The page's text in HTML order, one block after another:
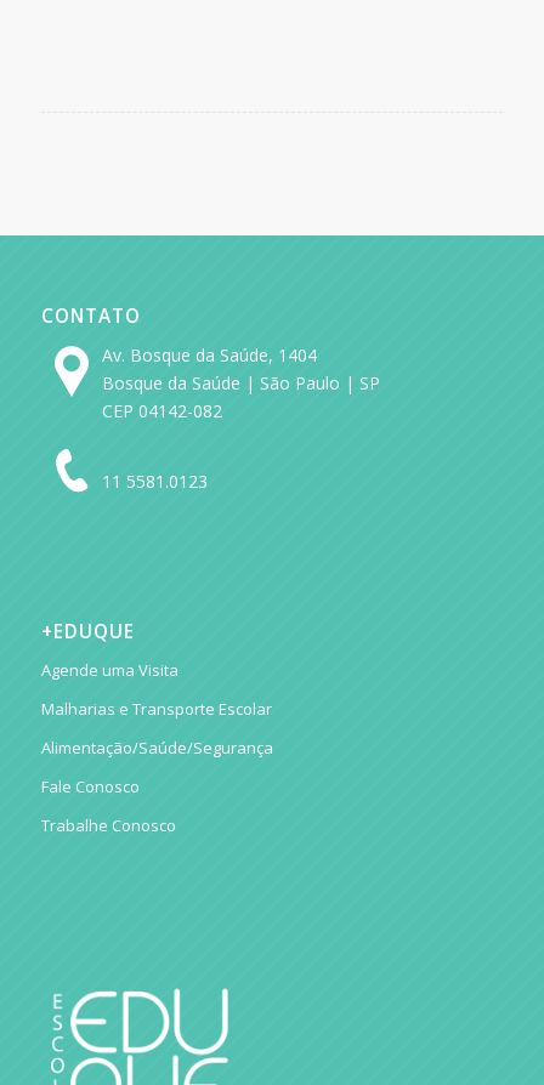
CONTATO
Av. Bosque da Saúde, 1404
Bosque da Saúde | São Paulo | SP
CEP 04142-082
11 5581.0123
+EDUQUE
Agende uma Visita
Malharias e Transporte Escolar
Alimentação/Saúde/Segurança
Fale Conosco
Trabalhe Conosco